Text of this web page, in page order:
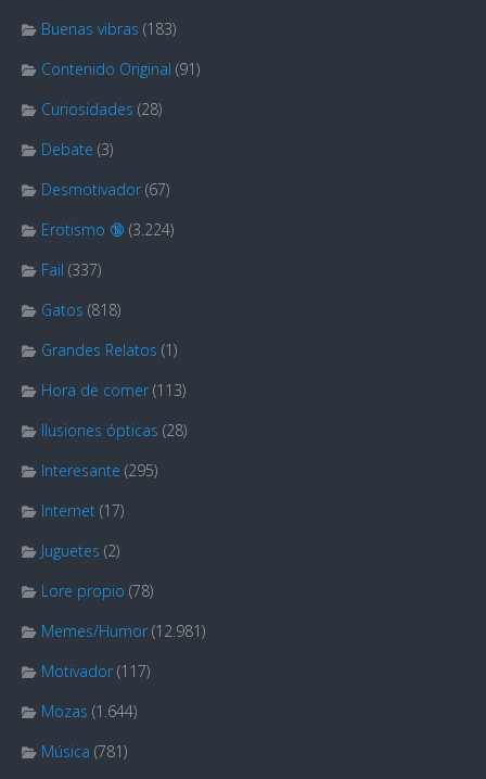
Buenas vibras (183)
Contenido Original (91)
Curiosidades (28)
Debate (3)
Desmotivador (67)
Erotismo 🔞 (3.224)
Fail (337)
Gatos (818)
Grandes Relatos (1)
Hora de comer (113)
Ilusiones ópticas (28)
Interesante (295)
Internet (17)
Juguetes (2)
Lore propio (78)
Memes/Humor (12.981)
Motivador (117)
Mozas (1.644)
Música (781)